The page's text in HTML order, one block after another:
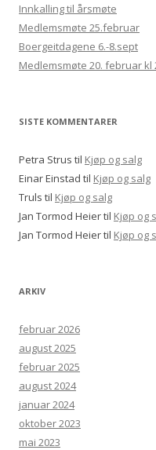
Innkalling til årsmøte
Medlemsmøte 25.februar
Boergeitdagene 6.-8.sept
Medlemsmøte 20. februar kl
SISTE KOMMENTARER
Petra Strus til Kjøp og salg
Einar Einstad til Kjøp og salg
Truls til Kjøp og salg
Jan Tormod Heiertil Kjøp og
Jan Tormod Heiertil Kjøp og
ARKIV
februar 2026
august 2025
februar 2025
august 2024
januar 2024
oktober 2023
mai 2023